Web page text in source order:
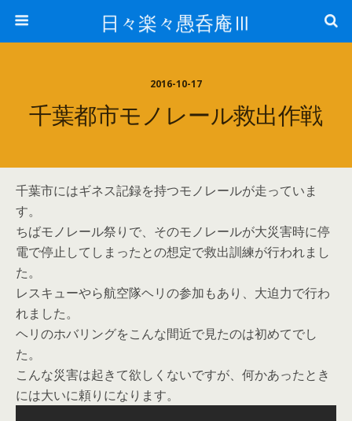
日々楽々愚呑庵Ⅲ
2016-10-17
千葉都市モノレール救出作戦
千葉市にはギネス記録を持つモノレールが走っていま
す。
ちばモノレール祭りで、そのモノレールが大災害時に停
電で停止してしまったとの想定で救出訓練が行われまし
た。
レスキューやら航空隊ヘリの参加もあり、大迫力で行わ
れました。
ヘリのホバリングをこんな間近で見たのは初めてでし
た。
こんな災害は起きて欲しくないですが、何かあったとき
には大いに頼りになります。